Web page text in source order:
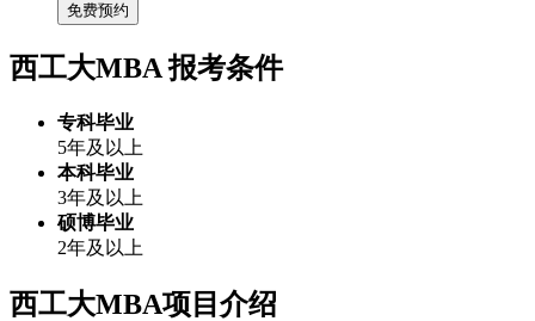
免费预约
西工大MBA报考条件
专科毕业
5年及以上
本科毕业
3年及以上
硕博毕业
2年及以上
西工大MBA项目介绍